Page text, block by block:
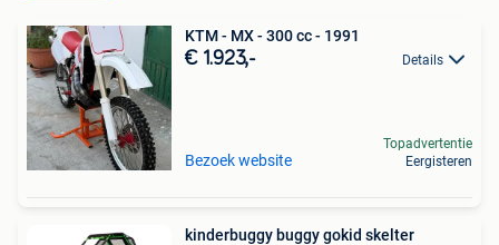
KTM - MX - 300 cc - 1991
€ 1.923,- Details
Bezoek website
Topadvertentie
Eergisteren
kinderbuggy buggy gokid skelter